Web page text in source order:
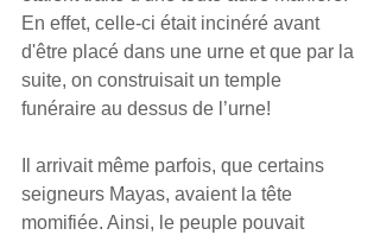
En effet, celle-ci était incinéré avant
d'être placé dans une urne et que par la
suite, on construisait un temple
funéraire au dessus de l’urne!
Il arrivait même parfois, que certains
seigneurs Mayas, avaient la tête
momifiée. Ainsi, le peuple pouvait